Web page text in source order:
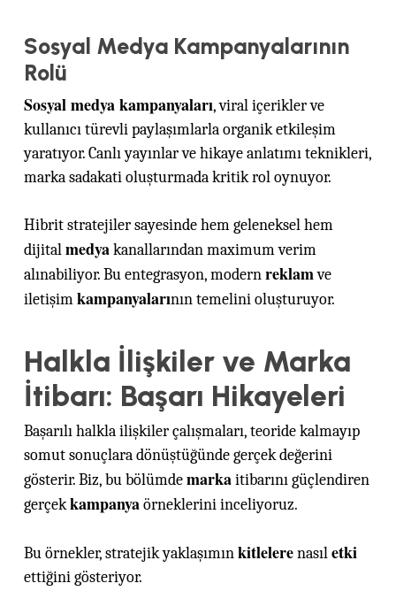
Sosyal Medya Kampanyalarının
Rolü
Sosyal medya kampanyaları, viral içerikler ve
kullanıcı türevli paylaşımlarla organik etkileşim
yaratıyor. Canlı yayınlar ve hikaye anlatımı teknikleri,
marka sadakati oluşturmada kritik rol oynuyor.
Hibrit stratejiler sayesinde hem geleneksel hem
dijitalmedyakanallarından maximum verim
alınabiliyor. Bu entegrasyon, modernreklamve
iletişimkampanyalarının temelini oluşturuyor.
Halkla İlişkiler ve Marka
İtibarı: Başarı Hikayeleri
Başarılı halkla ilişkiler çalışmaları, teoride kalmayıp
somut sonuçlara dönüştüğünde gerçek değerini
gösterir. Biz, bu bölümdemarkaitibarını güçlendiren
gerçekkampanyaörneklerini inceliyoruz.
Bu örnekler, stratejik yaklaşımınkitlelerenasıletki
ettiğini gösteriyor.